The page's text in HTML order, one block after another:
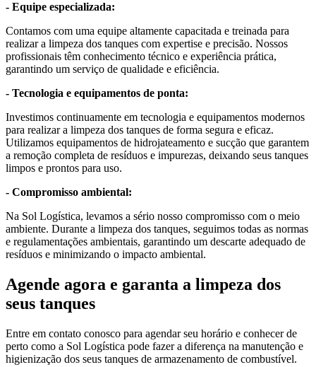
- Equipe especializada:
Contamos com uma equipe altamente capacitada e treinada para
realizar a limpeza dos tanques com expertise e precisão. Nossos
profissionais têm conhecimento técnico e experiência prática,
garantindo um serviço de qualidade e eficiência.
- Tecnologia e equipamentos de ponta:
Investimos continuamente em tecnologia e equipamentos modernos
para realizar a limpeza dos tanques de forma segura e eficaz.
Utilizamos equipamentos de hidrojateamento e sucção que garantem
a remoção completa de resíduos e impurezas, deixando seus tanques
limpos e prontos para uso.
- Compromisso ambiental:
Na Sol Logística, levamos a sério nosso compromisso com o meio
ambiente. Durante a limpeza dos tanques, seguimos todas as normas
e regulamentações ambientais, garantindo um descarte adequado de
resíduos e minimizando o impacto ambiental.
Agende agora e garanta a limpeza dos
seus tanques
Entre em contato conosco para agendar seu horário e conhecer de
perto como a Sol Logística pode fazer a diferença na manutenção e
higienização dos seus tanques de armazenamento de combustível.